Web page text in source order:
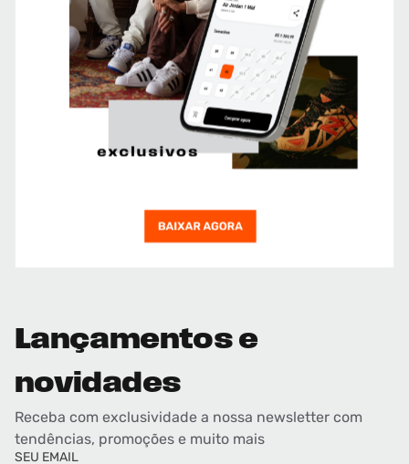
Lançamentos e
novidades
Receba com exclusividade a nossa newsletter com
tendências, promoções e muito mais
SEU EMAIL